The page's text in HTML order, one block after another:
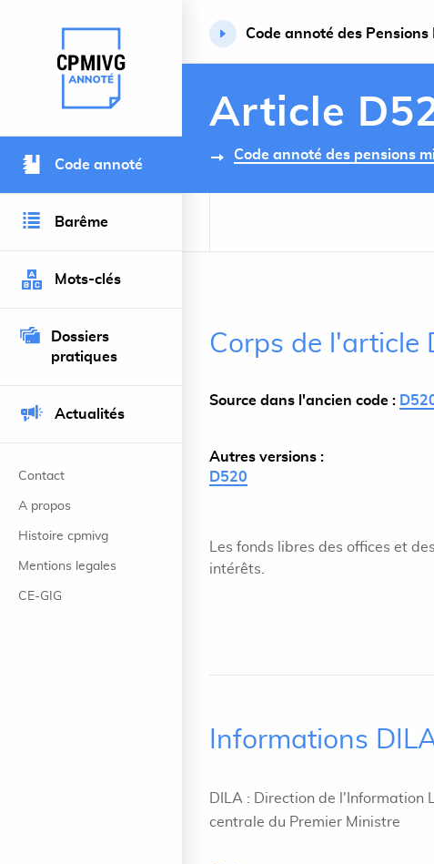
Retour à l’accueil du site
Code annoté
Barême
Mots-clés
Dossiers
pratiques
Actualités
Contact
A propos
Histoire cpmivg
Mentions legales
CE-GIG
Code annoté des
Article
Code annoté des pensions
Corps de l'article
Source dans l'ancien code :
Autres versions :
D520
Les fonds libres des offices et
intérêts.
Informations
DILA : Direction de
centrale du Premier Ministre